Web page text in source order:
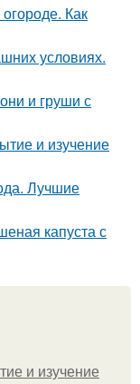
Как
условиях.
и груши с
и изучение
Лучшие
капуста с
и изучение